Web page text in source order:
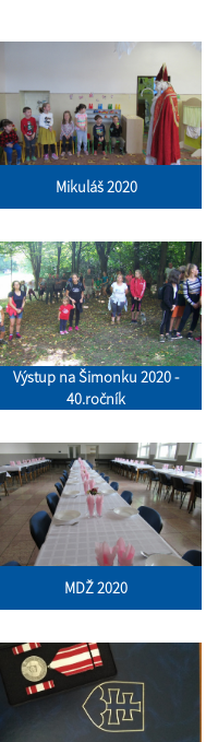
Mikuláš 2020
Výstup na Šimonku 2020 -
40.ročník
MDŽ 2020